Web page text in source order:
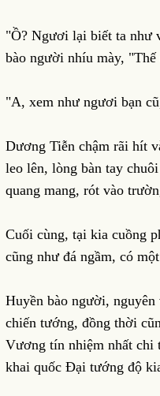
"Ồ? Ngươi lại biết ta như
bào người nhíu mày, "Thế
"A, xem như ngươi bạn
Dương Tiễn chậm rãi hít
leo lên, lòng bàn tay
quang mang, rót vào
Cuối cùng, tại kia cuồng
cũng như đá ngầm, có
Huyền bào người,
chiến tướng, đồng thời
Vương tín nhiệm nhất chi
khai quốc Đại tướng độ